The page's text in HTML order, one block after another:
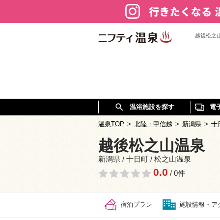
越後松之
温浴施設を探す 電
温泉TOP > 北陸・甲信越 > 新潟県 > 十
越後松之山温泉
新潟県 / 十日町 / 松之山温泉
0.0 / 0件
宿泊プラン 施設情報・ア